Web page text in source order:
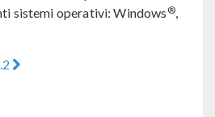
sistemi operativi: Windows ®,